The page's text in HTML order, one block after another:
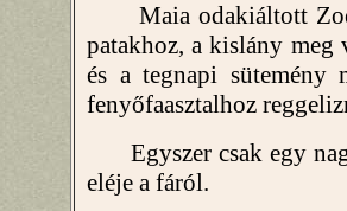
Maia odakiáltott
patakhoz, a kislány
és a tegnapi sütemény
fenyőfaasztalhoz
Egyszer csak egy
eléje a fáról.